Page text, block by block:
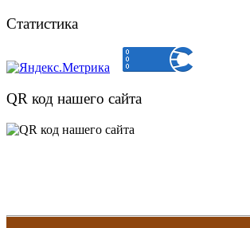
Статистика
QR код нашего сайта